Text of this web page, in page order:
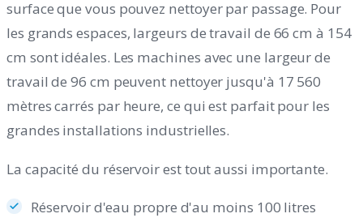
surface que vous pouvez nettoyer par passage. Pour
les grands espaces, largeurs de travail de 66 cm à 154
cm sont idéales. Les machines avec une largeur de
travail de 96 cm peuvent nettoyer jusqu'à 17 560
mètres carrés par heure, ce qui est parfait pour les
grandes installations industrielles.
La capacité du réservoir est tout aussi importante.
Réservoir d'eau propre d'au moins 100 litres